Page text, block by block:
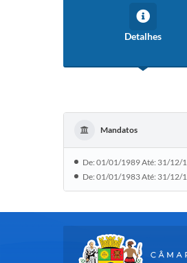
Detalhes
Mandatos
De: 01/01/1989 Até: 31/12/
De: 01/01/1983 Até: 31/12/